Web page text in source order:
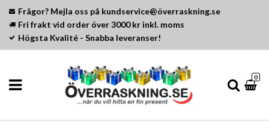
Frågor? Mejla oss på kundservice@överraskning.se
Fri frakt vid order över 3000 kr inkl. moms
Högsta Kvalité - Snabba leveranser!
0